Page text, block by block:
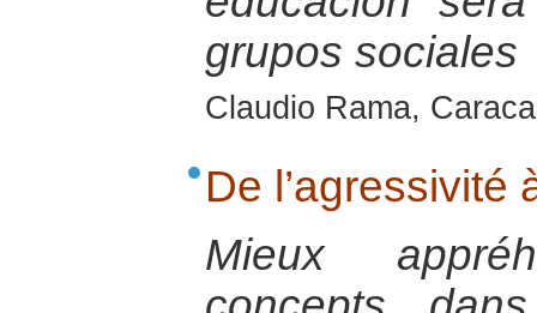
grupos sociales
Claudio Rama,
De l’agressivité
Mieux